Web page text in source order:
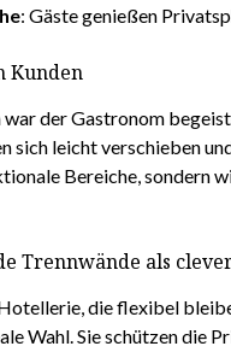
: Gäste genießen
Kunden
der Gastronom
sich leicht verschieben
Bereiche, sondern
Trennwände als
die flexibel
Wahl. Sie schützen die